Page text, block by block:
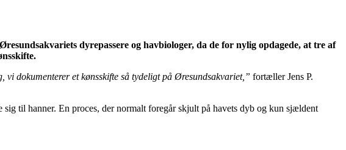
dyrepassere og havbiologer, da de for nylig opdagede, at tre af
dokumenterer et kønsskifte så tydeligt på Øresundsakvariet,” fortæller Jens P.
til hanner. En proces, der normalt foregår skjult på havets dyb og kun sjældent